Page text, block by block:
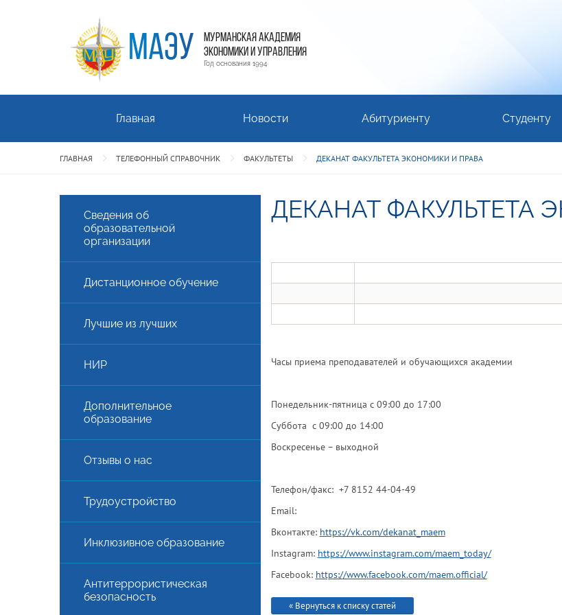
МАЭУ
МУРМАНСКАЯ АКАДЕМИЯ
ЭКОНОМИКИ И УПРАВЛЕНИЯ
Год основания 1994
Главная Новости Абитуриенту Студенту
ГЛАВНАЯ ТЕЛЕФОННЫЙ СПРАВОЧНИК ФАКУЛЬТЕТЫ ДЕКАНАТ ФАКУЛЬТЕТА ЭКОНОМИКИ И ПРАВА
Сведения об
образовательной
организации
Дистанционное обучение
Лучшие из лучших
НИР
Дополнительное
образование
Отзывы о нас
Трудоустройство
Инклюзивное образование
Антитеррористическая
безопасность
ДЕКАНАТ ФАКУЛЬТЕТА
Часы приема преподавателей и обучающихся академии
Понедельник-пятница с 09:00 до 17:00
Суббота с 09:00 до 14:00
Воскресенье – выходной
Телефон/факс: +7 8152 44-04-49
Email:
Вконтакте: https://vk.com/dekanat_maem
Instagram: https://www.instagram.com/maem_today/
Facebook: https://www.facebook.com/maem.official/
« Вернуться к списку статей